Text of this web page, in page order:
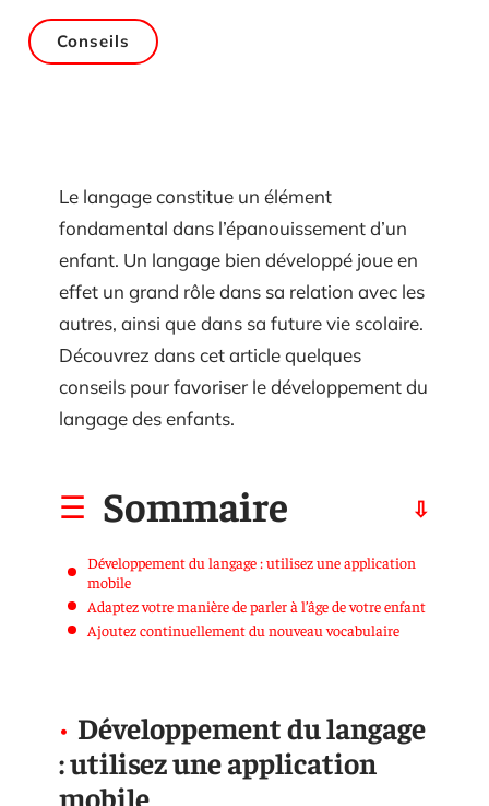
Conseils
Le langage constitue un élément
fondamental dans l’épanouissement d’un
enfant. Un langage bien développé joue en
effet un grand rôle dans sa relation avec les
autres, ainsi que dans sa future vie scolaire.
Découvrez dans cet article quelques
conseils pour favoriser le développement du
langage des enfants.
Sommaire
Développement du langage : utilisez une application
mobile
Adaptez votre manière de parler à l’âge de votre enfant
Ajoutez continuellement du nouveau vocabulaire
Développement du langage
: utilisez une application
mobile